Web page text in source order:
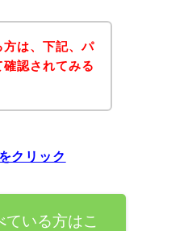
方は、下記、パ
認されてみる
クリック
いる方はこ